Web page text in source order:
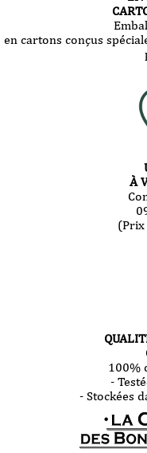
en cartons conçus
À
(Prix
100%
-
- Stockées